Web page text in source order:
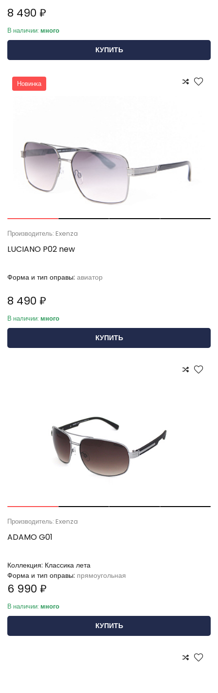
8 490 ₽
В наличии: много
КУПИТЬ
Новинка
Производитель: Exenza
LUCIANO P02 new
Форма и тип оправы: авиатор
8 490 ₽
В наличии: много
КУПИТЬ
Производитель: Exenza
ADAMO G01
Коллекция: Классика лета
Форма и тип оправы: прямоугольная
6 990 ₽
В наличии: много
КУПИТЬ